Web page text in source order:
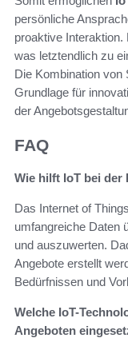
persönliche
proaktive Interaktion.
was letztendlich zu
Die Kombination von
Grundlage für
der
FAQ
Wie hilft IoT bei der
Das Internet of
umfangreiche Daten
und auszuwerten.
Angebote erstellt
Bedürfnissen und
Welche IoT-
Angeboten